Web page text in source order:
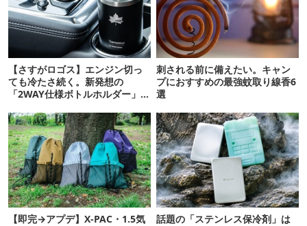
【さすがロゴス】エンジン切っ
ても冷たさ続く。新発想の
「2WAY仕様ボトルホルダー」が
刺される前に備えたい。キャン
プにおすすめの最強蚊取り線香6
選
【即完→アプデ】X-PAC・1.5気
話題の「ステンレス保冷剤」は